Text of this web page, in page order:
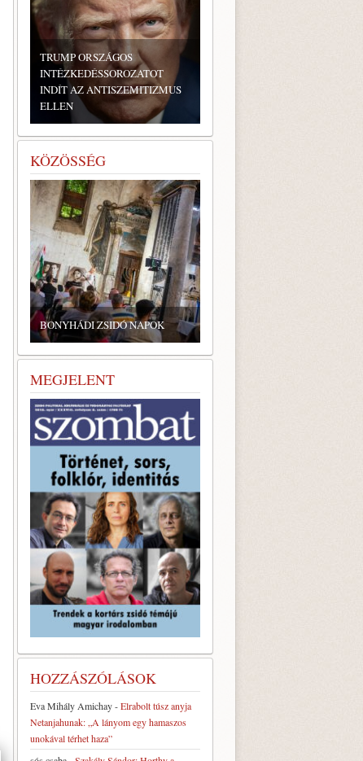
TRUMP ORSZÁGOS
INTÉZKEDÉSSOROZATOT
INDÍT AZ ANTISZEMITIZMUS
ELLEN
KÖZÖSSÉG
ZSIDÓ GASZTRONÓMIAI
TALÁLKOZÓ A BONYHÁDI
ZSINAGÓGÁBAN
MEGJELENT
HOZZÁSZÓLÁSOK
Eva Mihály Amichay-Elrabolt túsz anyja
Netanjahunak: „A lányom egy hamaszos
unokával térhet haza”